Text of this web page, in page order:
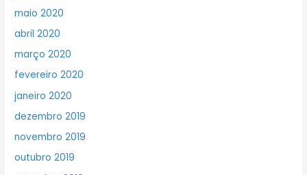
maio 2020
abril 2020
março 2020
fevereiro 2020
janeiro 2020
dezembro 2019
novembro 2019
outubro 2019